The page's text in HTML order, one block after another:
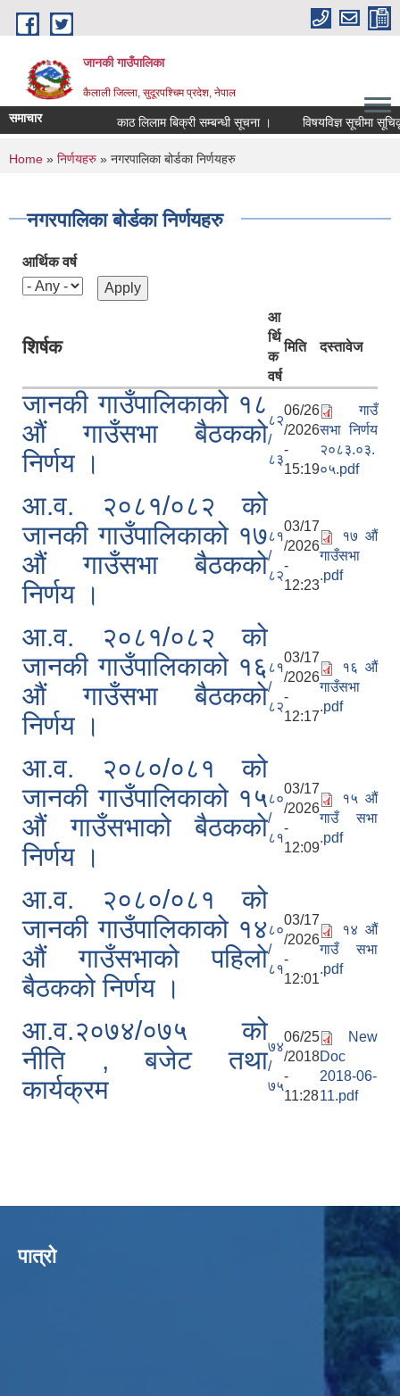
Skip to main content
जानकी गाउँपालिका
कैलाली जिल्ला, सुदूरपश्चिम प्रदेश, नेपाल
समाचार काठ लिलाम बिक्री सम्बन्धी सूचना । विषयविज्ञ सूचीमा
You are here
Home » निर्णयहरु » नगरपालिका बोर्डका निर्णयहरु
नगरपालिका बोर्डका निर्णयहरु
आर्थिक वर्ष
शिर्षक
आ
र्थि
क
वर्ष
मिति दस्तावेज
जानकी गाउँपालिकाको १८
औं गाउँसभा बैठकको
निर्णय ।
८२
/
८३
06/26
/2026
-
15:19
गाउँ
सभा निर्णय
२०८३.०३.
०५.pdf
आ.व. २०८१/०८२ को
जानकी गाउँपालिकाको १७
औं गाउँसभा बैठकको
निर्णय ।
८१
/
८२
03/17
/2026
-
12:23
१७ औं
गाउँसभा
.pdf
आ.व. २०८१/०८२ को
जानकी गाउँपालिकाको १६
औं गाउँसभा बैठकको
निर्णय ।
८१
/
८२
03/17
/2026
-
12:17
१६ औं
गाउँसभा
.pdf
आ.व. २०८०/०८१ को
जानकी गाउँपालिकाको १५
औं गाउँसभाको बैठकको
निर्णय ।
८०
/
८१
03/17
/2026
-
12:09
१५ औं
गाउँ सभा
.pdf
आ.व. २०८०/०८१ को
जानकी गाउँपालिकाको १४
औं गाउँसभाको पहिलो
बैठकको निर्णय ।
८०
/
८१
03/17
/2026
-
12:01
१४ औं
गाउँ सभा
.pdf
आ.व.२०७४/०७५ को
नीति , बजेट तथा
कार्यक्रम
७४
/
७५
06/25
/2018
-
11:28
New
Doc
2018-06-
11.pdf
पात्रो